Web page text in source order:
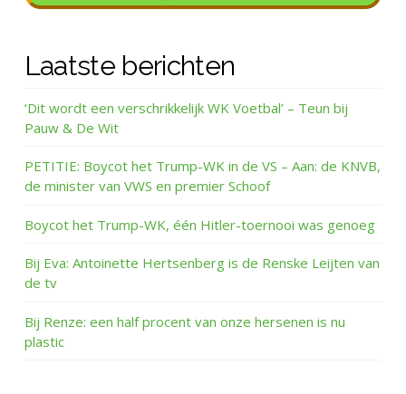
Laatste berichten
‘Dit wordt een verschrikkelijk WK Voetbal’ – Teun bij
Pauw & De Wit
PETITIE: Boycot het Trump-WK in de VS – Aan: de KNVB,
de minister van VWS en premier Schoof
Boycot het Trump-WK, één Hitler-toernooi was genoeg
Bij Eva: Antoinette Hertsenberg is de Renske Leijten van
de tv
Bij Renze: een half procent van onze hersenen is nu
plastic